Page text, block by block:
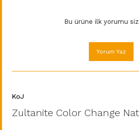
Bu ürüne ilk yorumu siz
Yorum Yaz
KoJ
Zultanite Color Change